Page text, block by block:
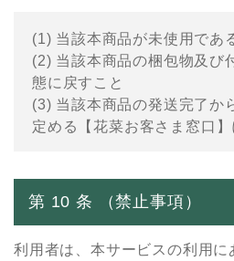
(1) 当該本商品が未使⽤であ
(2) 当該本商品の梱包物及び
態に戻すこと
(3) 当該本商品の発送完了か
定める【花菜お客さま窓⼝
第 10 条 （禁⽌事項）
利⽤者は、本サービスの利⽤